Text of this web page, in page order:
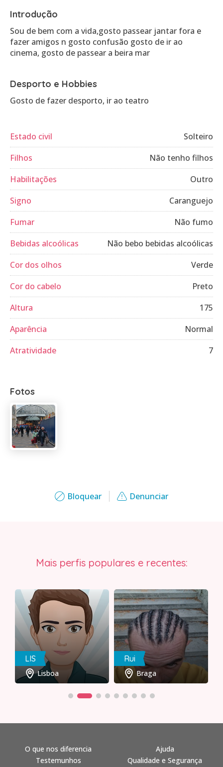
Bloquear Denunciar
Introdução
Sou de bem com a vida,gosto passear jantar fora e
fazer amigos n gosto confusão gosto de ir ao
cinema, gosto de passear a beira mar
Desporto e Hobbies
Gosto de fazer desporto, ir ao teatro
Estado civil
Solteiro
Filhos
Não tenho filhos
Habilitações
Outro
Signo
Caranguejo
Fumar
Não fumo
Bebidas alcoólicas
Não bebo bebidas alcoólicas
Cor dos olhos
Verde
Cor do cabelo
Preto
Altura
175
Aparência
Normal
Atratividade
7
Fotos
Mais perfis populares e recentes:
LIS
Lisboa
Rui
Braga
O que nos diferencia
Testemunhos
Ajuda
Qualidade e Segurança